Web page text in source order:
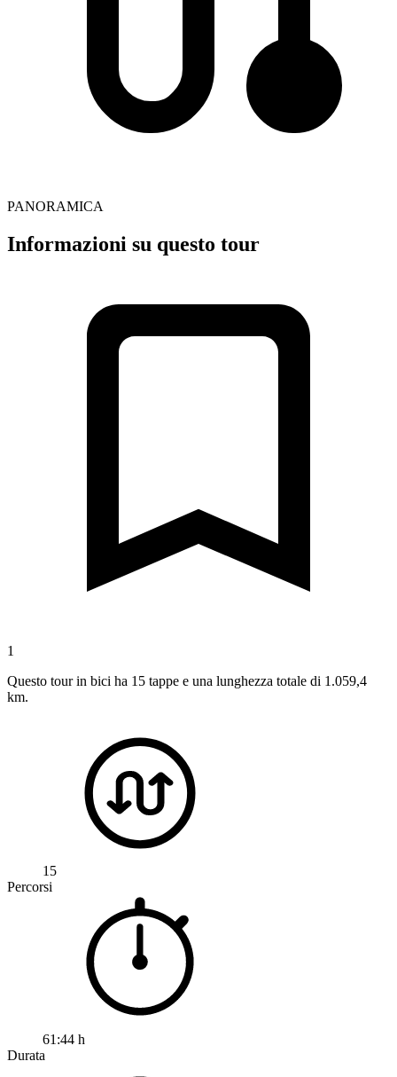
PANORAMICA
Informazioni su questo tour
1
Questo tour in bici ha 15 tappe e una lunghezza totale di 1.059,4
km.
15
Percorsi
61:44 h
Durata